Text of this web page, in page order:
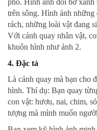
phố. Hình ảnh đôi bờ
trên sông. Hình ảnh
rách, những loài vật đang
Với cảnh quay nhân vật,
khuôn hình như ảnh 2.
4. Đặc tả
Là cảnh quay mà bạn cho
hình. Thí dụ: Bạn quay
con vật: hươu, nai, chim,
tượng mà mình muốn